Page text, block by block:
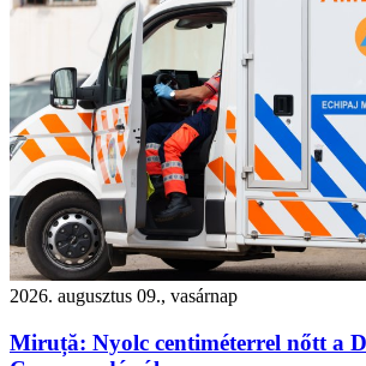
2026. augusztus 09., vasárnap
Miruță: Nyolc centiméterrel nőtt a